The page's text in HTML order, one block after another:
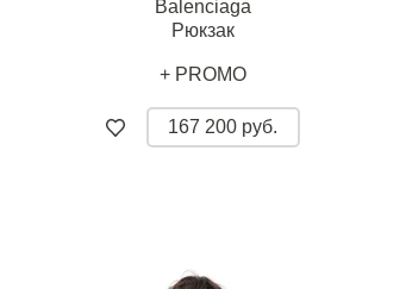
Balenciaga
Рюкзак
+ PROMO
167 200 руб.